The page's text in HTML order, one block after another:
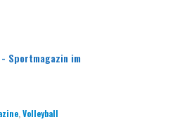
, Volleyball